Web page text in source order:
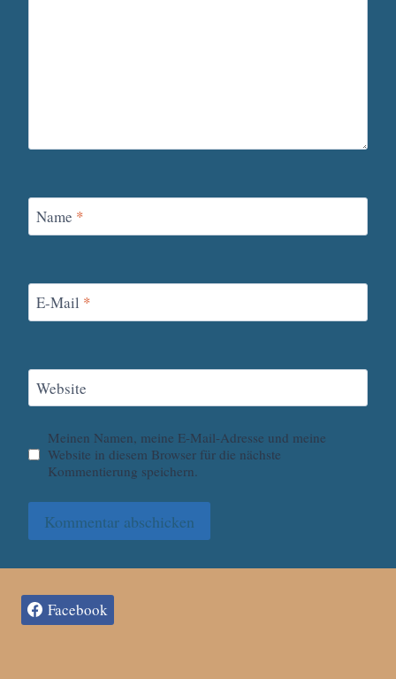
Name *
E-Mail *
Website
Meinen Namen, meine E-Mail-Adresse und meine
Website in diesem Browser für die nächste
Kommentierung speichern.
Facebook